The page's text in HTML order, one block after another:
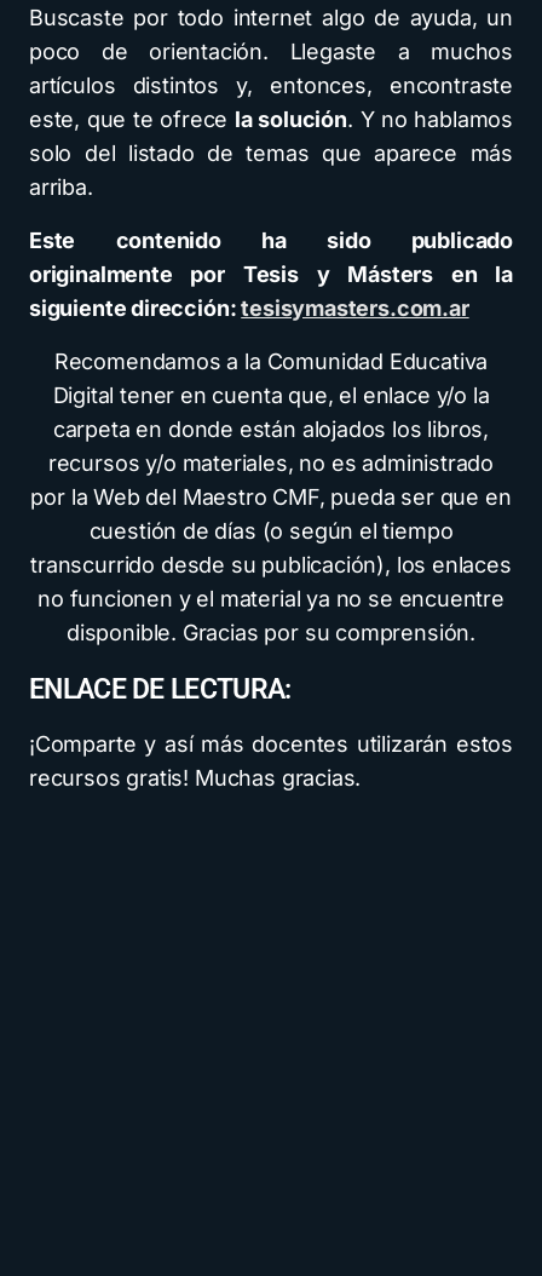
Buscaste por todo internet algo de ayuda, un
poco de orientación. Llegaste a muchos
artículos distintos y, entonces, encontraste
este, que te ofrece la solución. Y no hablamos
solo del listado de temas que aparece más
arriba.
Este contenido ha sido publicado
originalmente por Tesis y Másters en la
siguiente dirección:tesisymasters.com.ar
Recomendamos a la Comunidad Educativa
Digital tener en cuenta que, el enlace y/o la
carpeta en donde están alojados los libros,
recursos y/o materiales, no es administrado
por la Web del Maestro CMF, pueda ser que en
cuestión de días (o según el tiempo
transcurrido desde su publicación), los enlaces
no funcionen y el material ya no se encuentre
disponible. Gracias por su comprensión.
ENLACE DE LECTURA:
¡Comparte y así más docentes utilizarán estos
recursos gratis! Muchas gracias.